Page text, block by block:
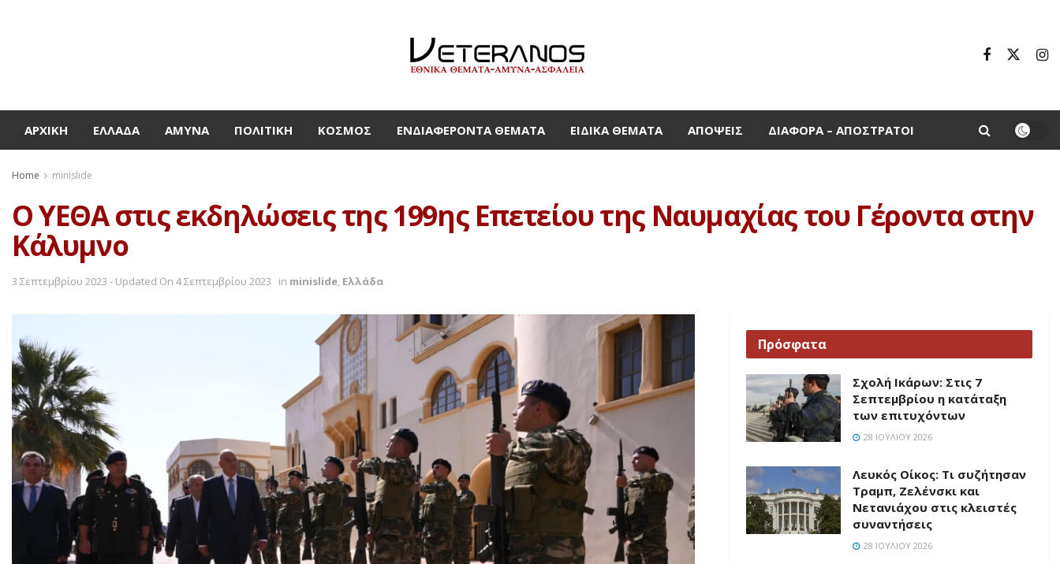
ΑΡΧΙΚΉ ΕΛΛΆΔΑ ΆΜΥΝΑ ΠΟΛΙΤΙΚΉ ΚΌΣΜΟΣ ΕΝΔΙΑΦΈΡΟΝΤΑ ΘΈΜΑΤΑ ΕΙΔΙΚΆ ΘΈΜΑΤΑ ΑΠΌΨΕΙΣ ΔΙΆΦΟΡΑ – ΑΠΌΣΤΡΑΤΟΙ
Home minislide
Ο ΥΕΘΑ στις εκδηλώσεις της 199ης Επετείου της Ναυμαχίας του Γέροντα στην
Κάλυμνο
3 Σεπτεμβρίου 2023 - Updated On 4 Σεπτεμβρίου 2023 in minislide, Ελλάδα
Πρόσφατα
Σχολή Ικάρων: Στις 7
Σεπτεμβρίου η κατάταξη
των επιτυχόντων
28 ΙΟΥΛΊΟΥ 2026
Λευκός Οίκος: Τι συζήτησαν
Τραμπ, Ζελένσκι και
Νετανιάχου στις κλειστές
συναντήσεις
28 ΙΟΥΛΊΟΥ 2026